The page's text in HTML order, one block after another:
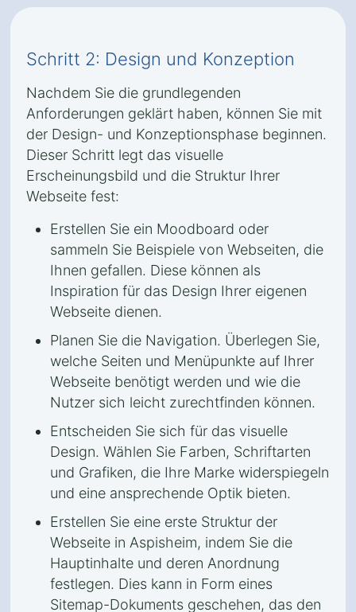
Schritt 2: Design und Konzeption
Nachdem Sie die grundlegenden
Anforderungen geklärt haben, können Sie mit
der Design- und Konzeptionsphase beginnen.
Dieser Schritt legt das visuelle
Erscheinungsbild und die Struktur Ihrer
Webseite fest:
Erstellen Sie ein Moodboard oder
sammeln Sie Beispiele von Webseiten, die
Ihnen gefallen. Diese können als
Inspiration für das Design Ihrer eigenen
Webseite dienen.
Planen Sie die Navigation. Überlegen Sie,
welche Seiten und Menüpunkte auf Ihrer
Webseite benötigt werden und wie die
Nutzer sich leicht zurechtfinden können.
Entscheiden Sie sich für das visuelle
Design. Wählen Sie Farben, Schriftarten
und Grafiken, die Ihre Marke widerspiegeln
und eine ansprechende Optik bieten.
Erstellen Sie eine erste Struktur der
Webseite in Aspisheim, indem Sie die
Hauptinhalte und deren Anordnung
festlegen. Dies kann in Form eines
Sitemap-Dokuments geschehen, das den